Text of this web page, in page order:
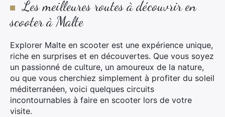
Les meilleures routes à découvrir en
scooter à Malte
Explorer Malte en scooter est une expérience unique,
riche en surprises et en découvertes. Que vous soyez
un passionné de culture, un amoureux de la nature,
ou que vous cherchiez simplement à profiter du soleil
méditerranéen, voici quelques circuits
incontournables à faire en scooter lors de votre
visite.
Rechercher
: